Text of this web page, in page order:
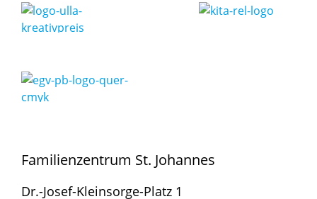
Familienzentrum St. Johannes
Dr.-Josef-Kleinsorge-Platz 1